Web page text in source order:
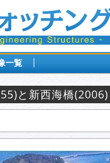
一覧
と新西海橋